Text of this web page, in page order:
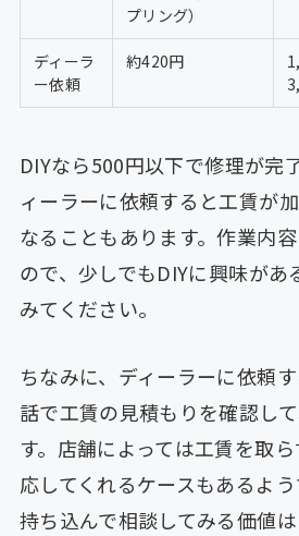
プリング）
ディーラ
ー依頼
約420円
DIYなら500円以下で修理が完
ィーラーに依頼すると工賃が
なることもあります。作業内
ので、少しでもDIYに興味があ
みてください。
ちなみに、ディーラーに依頼
話で工賃の見積もりを確認し
す。店舗によっては工賃を取
応してくれるケースもあるよ
持ち込んで相談してみる価値は